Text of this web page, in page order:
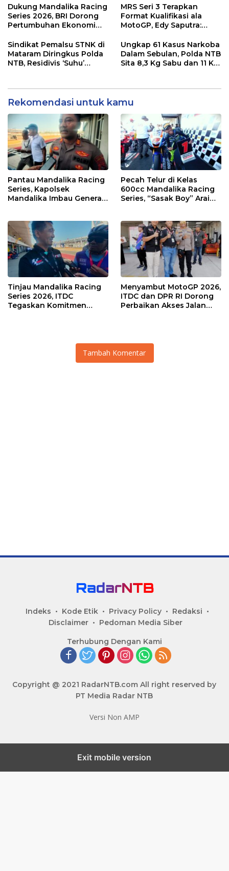
NTB
Menuju Tingkat Asia
Dukung Mandalika Racing
Series 2026, BRI Dorong
Pertumbuhan Ekonomi
MRS Seri 3 Terapkan
Format Kualifikasi ala
MotoGP, Edy Saputra:
dan Efektif
Sindikat Pemalsu STNK di
Mataram Diringkus Polda
NTB, Residivis ‘Suhu’
Ungkap 61 Kasus Narkoba
Dalam Sebulan, Polda NTB
Sita 8,3 Kg Sabu dan 11 Kg
Rekomendasi untuk kamu
Pantau Mandalika Racing
Series, Kapolsek
Mandalika Imbau Generasi
Pecah Telur di Kelas
600cc Mandalika Racing
Series, “Sasak Boy” Arai
Tinjau Mandalika Racing
Series 2026, ITDC
Tegaskan Komitmen
Menyambut MotoGP 2026,
ITDC dan DPR RI Dorong
Perbaikan Akses Jalan
Tambah Komentar
Indeks Kode Etik Privacy Policy
Redaksi
Disclaimer
Pedoman Media Siber
Terhubung Dengan Kami
Copyright @ 2021 RadarNTB.com All right reserved by
PT Media Radar NTB
Versi Non AMP
Exit mobile version